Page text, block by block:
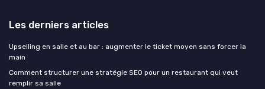
Les derniers articles
Upselling en salle et au bar : augmenter le ticket moyen sans forcer la
main
Comment structurer une stratégie SEO pour un restaurant qui veut
remplir sa salle